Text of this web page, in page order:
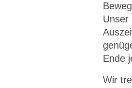
Unser
Ende
Wir